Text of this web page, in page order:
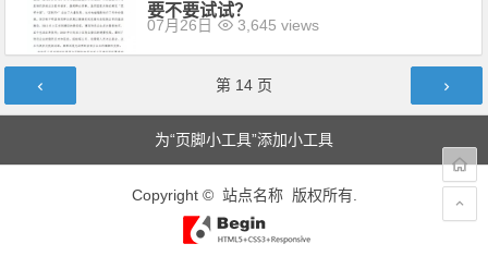
要不要试试？
07月26日 3,645 views
文章导航 第 14页
为“页脚小工具”添加小工具
Copyright © 站点名称 版权所有.